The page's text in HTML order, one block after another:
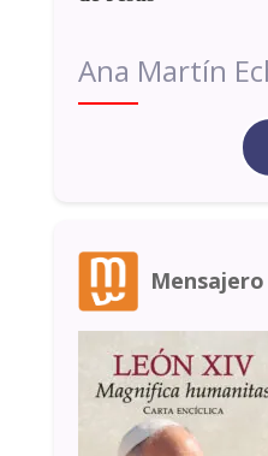
Ana Martín
Mensajero